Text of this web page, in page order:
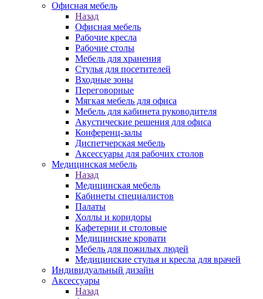
Офисная мебель
Назад
Офисная мебель
Рабочие кресла
Рабочие столы
Мебель для хранения
Стулья для посетителей
Входные зоны
Переговорные
Мягкая мебель для офиса
Мебель для кабинета руководителя
Акустические решения для офиса
Конференц-залы
Диспетчерская мебель
Аксессуары для рабочих столов
Медицинская мебель
Назад
Медицинская мебель
Кабинеты специалистов
Палаты
Холлы и коридоры
Кафетерии и столовые
Медицинские кровати
Мебель для пожилых людей
Медицинские стулья и кресла для врачей
Индивидуальный дизайн
Аксессуары
Назад